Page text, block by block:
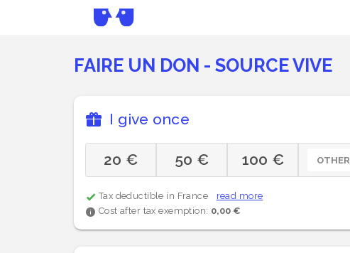
FAIRE UN DON - SOURCE VIVE
I give once
20 € 50 € 100 € OTHER
Tax deductible in France
read more
Cost after tax exemption: 0,00 €